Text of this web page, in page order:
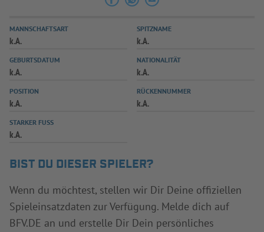
SPIELPLUS
MANNSCHAFTSART
k.A.
SPITZNAME
k.A.
GEBURTSDATUM
k.A.
NATIONALITÄT
k.A.
POSITION
k.A.
RÜCKENNUMMER
k.A.
STARKER FUSS
k.A.
BIST DU DIESER SPIELER?
Wenn du möchtest, stellen wir Dir Deine offiziellen
Spieleinsatzdaten zur Verfügung. Melde dich auf
BFV.DE an und erstelle Dir Dein persönliches